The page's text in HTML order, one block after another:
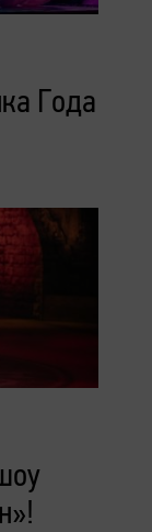
Года